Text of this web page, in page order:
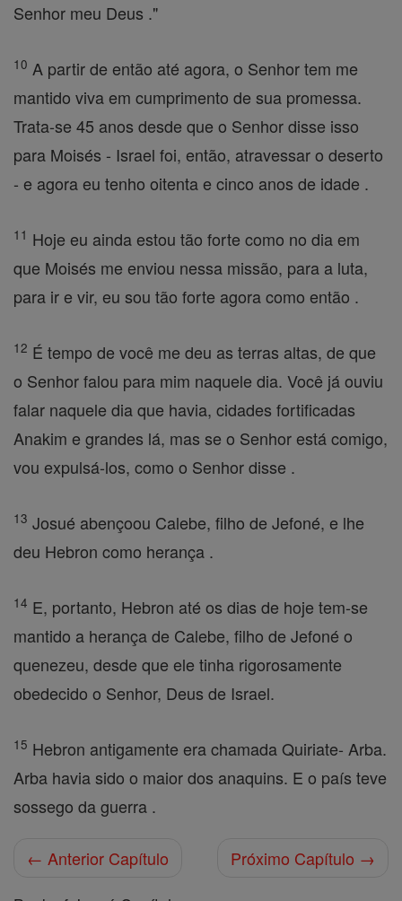
Senhor meu Deus ."
10 A partir de então até agora, o Senhor tem me
mantido viva em cumprimento de sua promessa.
Trata-se 45 anos desde que o Senhor disse isso
para Moisés - Israel foi, então, atravessar o deserto
- e agora eu tenho oitenta e cinco anos de idade .
11 Hoje eu ainda estou tão forte como no dia em
que Moisés me enviou nessa missão, para a luta,
para ir e vir, eu sou tão forte agora como então .
12 É tempo de você me deu as terras altas, de que
o Senhor falou para mim naquele dia. Você já ouviu
falar naquele dia que havia, cidades fortificadas
Anakim e grandes lá, mas se o Senhor está comigo,
vou expulsá-los, como o Senhor disse .
13 Josué abençoou Calebe, filho de Jefoné, e lhe
deu Hebron como herança .
14 E, portanto, Hebron até os dias de hoje tem-se
mantido a herança de Calebe, filho de Jefoné o
quenezeu, desde que ele tinha rigorosamente
obedecido o Senhor, Deus de Israel.
15 Hebron antigamente era chamada Quiriate- Arba.
Arba havia sido o maior dos anaquins. E o país teve
sossego da guerra .
← Anterior Capítulo
Próximo Capítulo →